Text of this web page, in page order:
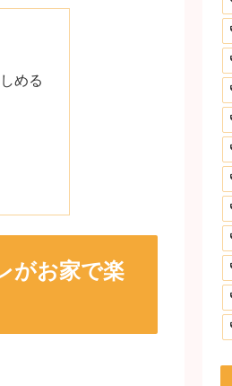
める
がお家で楽